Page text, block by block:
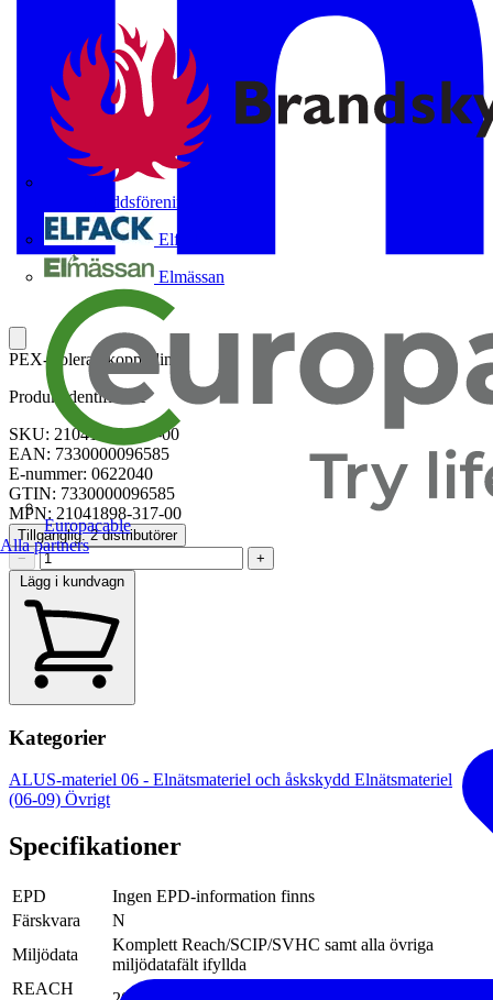
Brandskyddsföreningen
Elfack
Elmässan
Europacable
Alla partners
PEX-isolerad kopparlina
Produktidentifierare
SKU: 21041898-317-00
EAN: 7330000096585
E-nummer: 0622040
GTIN: 7330000096585
MPN: 21041898-317-00
Tillgänglig: 2 distributörer
−
+
Lägg i kundvagn
Kategorier
ALUS-materiel 06 - Elnätsmateriel och åskskydd Elnätsmateriel
(06-09) Övrigt
Specifikationer
EPD
Ingen EPD-information finns
Färskvara
N
Miljödata
Komplett Reach/SCIP/SVHC samt alla övriga
miljödatafält ifyllda
REACH